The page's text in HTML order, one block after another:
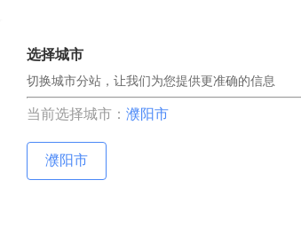
选择城市
切换城市分站，让我们为您提供更准确的信息
当前选择城市： 濮阳市
濮阳市